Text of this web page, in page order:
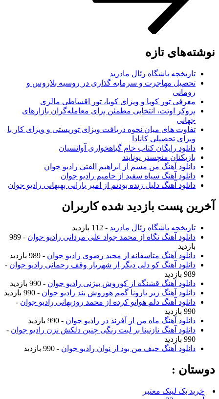
نوشته‌های تازه
تاریخچه باشگاه رئال مادرید
تحصیل مهاجرت و سرمایه گذاری در روسیه بلاروس و
رومانی
معرفی تور کوبا و ویزای کوبا، تور اقساطی مالزی
بروکر اوتت، انتخابی مطمئن برای معامله‌گران بازارهای
جهانی
تفاوت های میان نحوه دریافت ویزای توریستی و ویزای کار با
ویزای تحصیلی کانادا
دانلود رایگان کتاب خام گیاهخواری آوانسیان
بازیکنان منچستر یونایتد
دانلود آهنگ من مسم از ابراهیم الفتی رادیو جوان
دانلود آهنگ سیاه سفید از حامیم رادیو جوان
دانلود آهنگ دلیل زنده بودنم از امیر بارانی بهبهانی رادیو جوان
آخرین پست بازدید شده کاربران
تاریخچه باشگاه رئال مادرید - 112 بازدید
دانلود آهنگ نگاه از محمد جواد علی مردانی رادیو جوان
- 989
بازدید
دانلود آهنگ متاسفانه از مجید رضوی رادیو جوان - 989 بازدید
دانلود آهنگ کو دلی دیگر از شهریار وقف رحمانی رادیو جوان -
989 بازدید
دانلود آهنگ قشنگه از کوروش بیژنی رادیو جوان - 990 بازدید
دانلود آهنگ زیر بارونا گمم هوروش بند رادیو جوان - 990 بازدید
دانلود آهنگ دلم هواتو کرده از محمد روزبهانی رادیو جوان -
990 بازدید
دانلود آهنگ ماه من از آفرند در رادیو جوان - 990 بازدید
دانلود آهنگ نازنینا بر لبت رنگی چنین دلکش نزن رادیو جوان -
990 بازدید
دانلود آهنگ حیف من بود از نوان رادیو جوان - 990 بازدید
دوستان :
خرید بک لینک معتبر